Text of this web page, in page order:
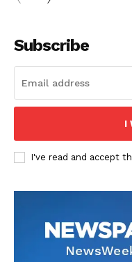
Subscribe
I
I've read and accept